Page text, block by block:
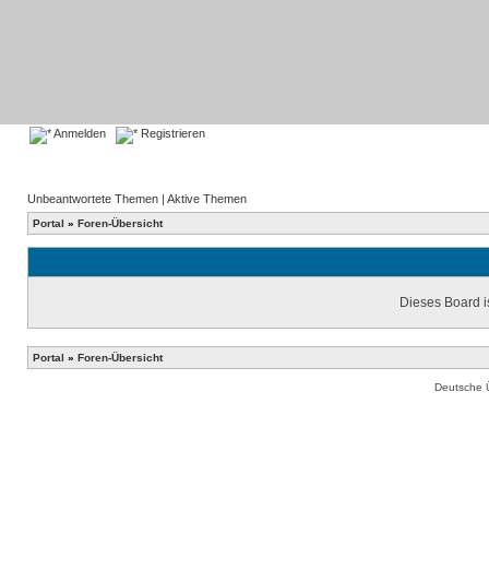
Anmelden Registrieren
Unbeantwortete Themen | Aktive Themen
Portal » Foren-Übersicht
Dieses Board
Portal » Foren-Übersicht
Deutsche